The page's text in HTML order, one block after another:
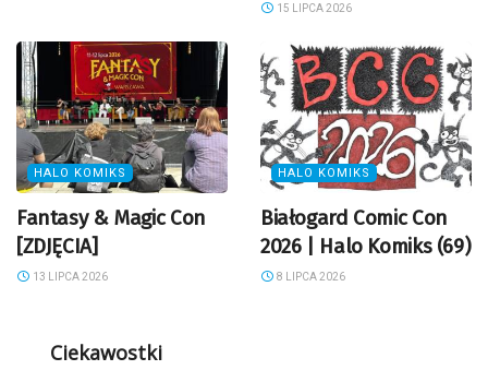
15 LIPCA 2026
HALO KOMIKS
Fantasy & Magic Con
[ZDJĘCIA]
13 LIPCA 2026
HALO KOMIKS
Białogard Comic Con
2026 | Halo Komiks (69)
8 LIPCA 2026
Ciekawostki